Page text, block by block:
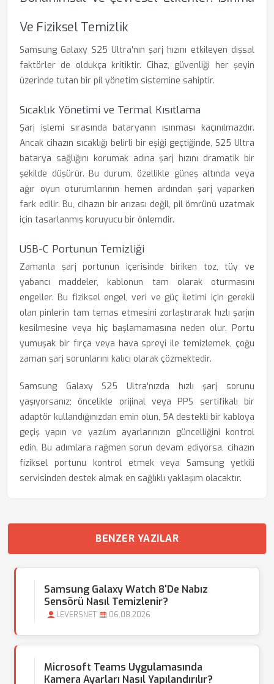
Ve Fiziksel Temizlik
Samsung Galaxy S25 Ultra'nın şarj hızını etkileyen dışsal
faktörler de oldukça kritiktir. Cihaz, güvenliği her şeyin
üzerinde tutan bir pil yönetim sistemine sahiptir.
Sıcaklık Yönetimi ve Termal Kısıtlama
Şarj işlemi sırasında bataryanın ısınması kaçınılmazdır.
Ancak cihazın sıcaklığı belirli bir eşiği geçtiğinde, S25 Ultra
batarya sağlığını korumak adına şarj hızını dramatik bir
şekilde düşürür. Bu durum, özellikle güneş altında veya
ağır oyun oturumlarının hemen ardından şarj yaparken
fark edilir. Bu, cihazın bir arızası değil, pil ömrünü uzatmak
için tasarlanmış koruyucu bir önlemdir.
USB-C Portunun Temizliği
Zamanla şarj portunun içerisinde biriken toz, tüy ve
yabancı maddeler, kablonun tam olarak oturmasını
engeller. Bu fiziksel engel, veri ve güç iletimi için gerekli
olan pinlerin tam temas etmesini zorlaştırarak hızlı şarjın
kesilmesine veya hiç başlamamasına neden olur. Portu
yumuşak bir fırça veya hava spreyi ile temizlemek, çoğu
zaman şarj sorunlarını kalıcı olarak çözmektedir.
Samsung Galaxy S25 Ultra'nızda hızlı şarj sorunu
yaşıyorsanız; öncelikle orijinal veya PPS sertifikalı bir
adaptör kullandığınızdan emin olun, 5A destekli bir kabloya
geçiş yapın ve yazılım ayarlarınızın güncelliğini kontrol
edin. Bu adımlara rağmen sorun devam ediyorsa, cihazın
fiziksel portunu kontrol etmek veya Samsung yetkili
servisinden destek almak en sağlıklı yaklaşım olacaktır.
BENZER YAZILAR
Samsung Galaxy Watch 8'de Nabız
Sensörü Nasıl Temizlenir?
LEVERSNET 06.08.2026
Microsoft Teams Uygulamasında
Kamera Ayarları Nasıl Yapılandırılır?